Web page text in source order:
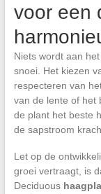
voor een
Niets wordt aan
snoei. Het kiezen
respecteren van
van de lente of het
de plant het beste
de sapstroom
Let op de
groei vertraagt, is
Deciduous